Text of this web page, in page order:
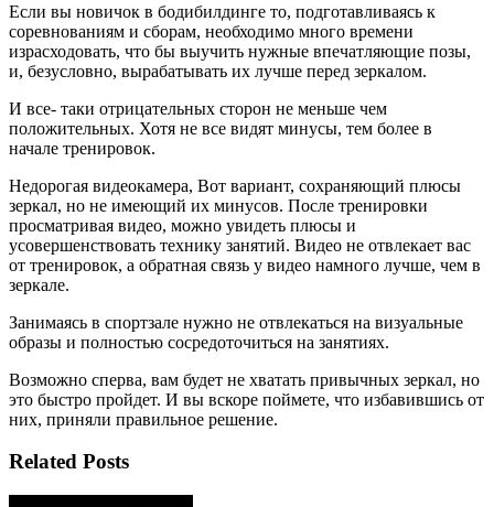
Если вы новичок в бодибилдинге то, подготавливаясь к
соревнованиям и сборам, необходимо много времени
израсходовать, что бы выучить нужные впечатляющие позы,
и, безусловно, вырабатывать их лучше перед зеркалом.
И все- таки отрицательных сторон не меньше чем
положительных. Хотя не все видят минусы, тем более в
начале тренировок.
Недорогая видеокамера, Вот вариант, сохраняющий плюсы
зеркал, но не имеющий их минусов. После тренировки
просматривая видео, можно увидеть плюсы и
усовершенствовать технику занятий. Видео не отвлекает вас
от тренировок, а обратная связь у видео намного лучше, чем в
зеркале.
Занимаясь в спортзале нужно не отвлекаться на визуальные
образы и полностью сосредоточиться на занятиях.
Возможно сперва, вам будет не хватать привычных зеркал, но
это быстро пройдет. И вы вскоре поймете, что избавившись от
них, приняли правильное решение.
Related Posts